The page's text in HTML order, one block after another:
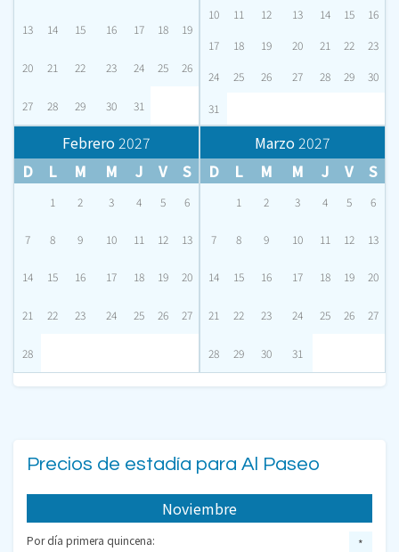
13 14 15 16 17 18 19
20 21 22 23 24 25 26
27 28 29 30 31
10 11 12 13 14 15 16
17 18 19 20 21 22 23
24 25 26 27 28 29 30
31
Febrero2027
D
L M M J V S
1 2 3 4 5 6
7 8 9 10 11 12 13
14 15 16 17 18 19 20
21 22 23 24 25 26 27
28
Marzo2027
D
L M M J V S
1 2 3 4 5 6
7 8 9 10 11 12 13
14 15 16 17 18 19 20
21 22 23 24 25 26 27
28 29 30 31
Precios de estadía para Al Paseo
Noviembre
Por día primera quincena:
*